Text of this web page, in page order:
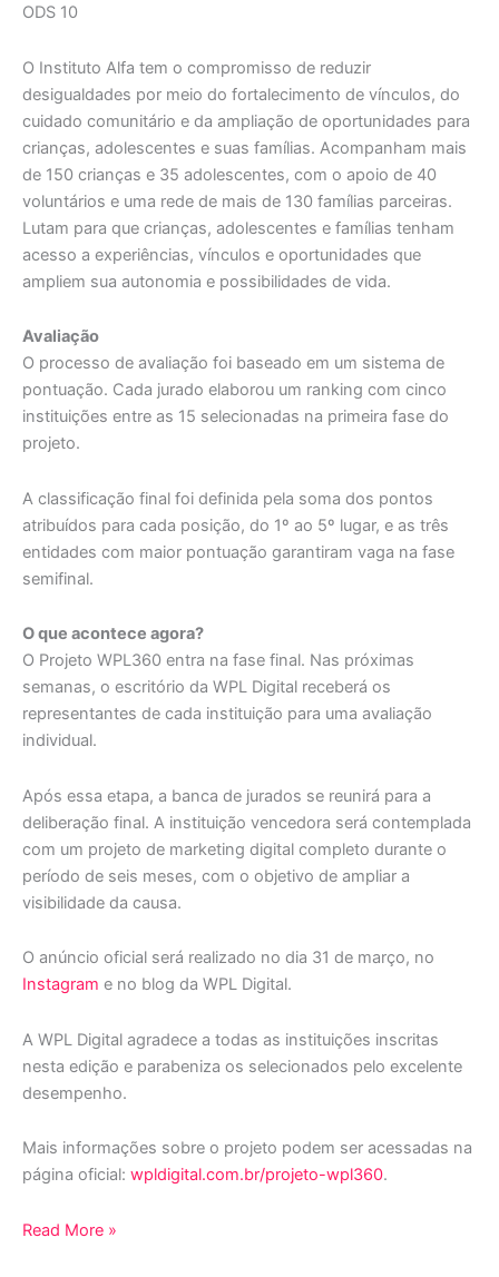
ODS 10
O Instituto Alfa tem o compromisso de reduzir
desigualdades por meio do fortalecimento de vínculos, do
cuidado comunitário e da ampliação de oportunidades para
crianças, adolescentes e suas famílias. Acompanham mais
de 150 crianças e 35 adolescentes, com o apoio de 40
voluntários e uma rede de mais de 130 famílias parceiras.
Lutam para que crianças, adolescentes e famílias tenham
acesso a experiências, vínculos e oportunidades que
ampliem sua autonomia e possibilidades de vida.
Avaliação
O processo de avaliação foi baseado em um sistema de
pontuação. Cada jurado elaborou um ranking com cinco
instituições entre as 15 selecionadas na primeira fase do
projeto.
A classificação final foi definida pela soma dos pontos
atribuídos para cada posição, do 1º ao 5º lugar, e as três
entidades com maior pontuação garantiram vaga na fase
semifinal.
O que acontece agora?
O Projeto WPL360 entra na fase final. Nas próximas
semanas, o escritório da WPL Digital receberá os
representantes de cada instituição para uma avaliação
individual.
Após essa etapa, a banca de jurados se reunirá para a
deliberação final. A instituição vencedora será contemplada
com um projeto de marketing digital completo durante o
período de seis meses, com o objetivo de ampliar a
visibilidade da causa.
O anúncio oficial será realizado no dia 31 de março, no
Instagram e no blog da WPL Digital.
A WPL Digital agradece a todas as instituições inscritas
nesta edição e parabeniza os selecionados pelo excelente
desempenho.
Mais informações sobre o projeto podem ser acessadas na
página oficial: wpldigital.com.br/projeto-wpl360.
Read More »